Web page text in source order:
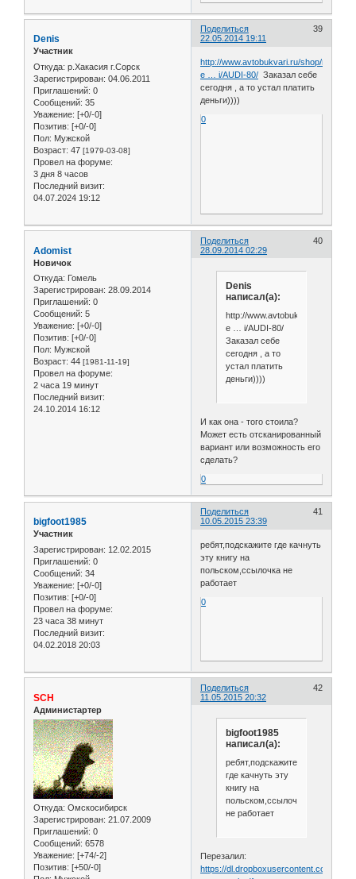
Поделиться
39
22.05.2014 19:11
Denis
Участник
Откуда: р.Хакасия г.Сорск
Зарегистрирован: 04.06.2011
Приглашений: 0
Сообщений: 35
Уважение: [+0/-0]
Позитив: [+0/-0]
Пол: Мужской
Возраст: 47 [1979-03-08]
Провел на форуме:
3 дня 8 часов
Последний визит:
04.07.2024 19:12
http://www.avtobukvari.ru/shop/remont-
e … i/AUDI-80/ Заказал себе
сегодня , а то устал платить
деньги))))
0
Поделиться
40
28.09.2014 02:29
Adomist
Новичок
Откуда: Гомель
Зарегистрирован: 28.09.2014
Приглашений: 0
Сообщений: 5
Уважение: [+0/-0]
Позитив: [+0/-0]
Пол: Мужской
Возраст: 44 [1981-11-19]
Провел на форуме:
2 часа 19 минут
Последний визит:
24.10.2014 16:12
Denis
написал(а):
http://www.avtobukvari.ru/shop/
e … i/AUDI-80/
Заказал себе
сегодня , а то
устал платить
деньги))))
И как она - того стоила?
Может есть отсканированный
вариант или возможность его
сделать?
0
Поделиться
41
10.05.2015 23:39
bigfoot1985
Участник
Зарегистрирован: 12.02.2015
Приглашений: 0
Сообщений: 34
Уважение: [+0/-0]
Позитив: [+0/-0]
Провел на форуме:
23 часа 38 минут
Последний визит:
04.02.2018 20:03
ребят,подскажите где качнуть
эту книгу на
польском,ссылочка не
работает
0
Поделиться
42
11.05.2015 20:32
SCH
Администартер
Откуда: Омскосибирск
Зарегистрирован: 21.07.2009
Приглашений: 0
Сообщений: 6578
Уважение: [+74/-2]
Позитив: [+50/-0]
bigfoot1985
написал(а):
ребят,подскажите
где качнуть эту
книгу на
польском,ссылочка
не работает
Перезалил:
https://dl.dropboxusercontent.com/u/155